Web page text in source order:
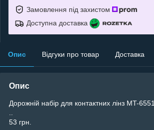
Замовлення під захистом
Доступна доставка
Опис Відгуки про товар Доставка
Опис
Дорожній набір для контактних лінз MT-6551
53 грн.